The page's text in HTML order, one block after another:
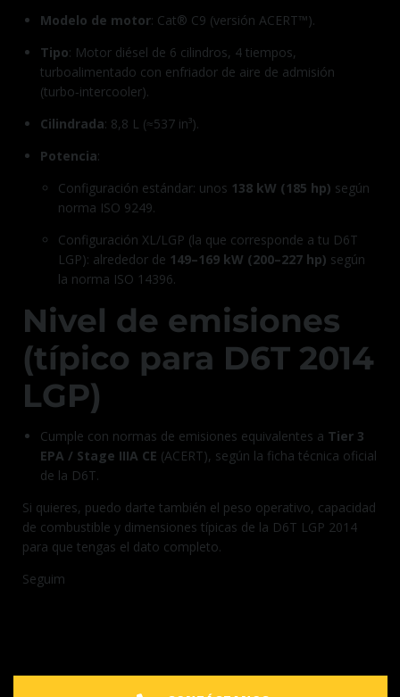
Modelo de motor: Cat® C9 (versión ACERT™).
Tipo: Motor diésel de 6 cilindros, 4 tiempos,
turboalimentado con enfriador de aire de admisión
(turbo‑intercooler).
Cilindrada: 8,8 L (≈537 in³).
Potencia:
Configuración estándar: unos 138 kW (185 hp) según
norma ISO 9249.
Configuración XL/LGP (la que corresponde a tu D6T
LGP): alrededor de 149–169 kW (200–227 hp) según
la norma ISO 14396.
Nivel de emisiones
(típico para D6T 2014
LGP)
Cumple con normas de emisiones equivalentes a Tier 3
EPA / Stage IIIA CE (ACERT), según la ficha técnica oficial
de la D6T.
Si quieres, puedo darte también el peso operativo, capacidad
de combustible y dimensiones típicas de la D6T LGP 2014
para que tengas el dato completo.
Seguim